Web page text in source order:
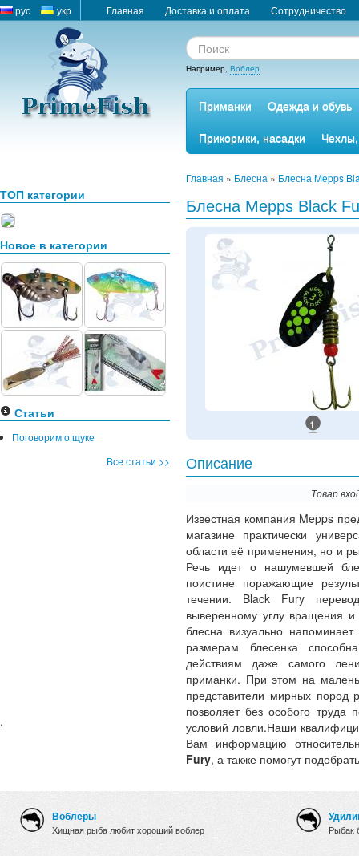
рус укр Главная Доставка и оплата Сотрудничество
Например, Воблер
Приманки
Одежда и обувь
Прикормки, насадки
ТОП категории
Новое в категории
Статьи
Поговорим о щуке
Все статьи >>
.
Главная » Блесна » Блесна Mepps
Блесна Mepps Black
1
Описание
Товар
Известная компания Mepps
магазине практически
области её применения, но и
Речь идет о нашумевшей
поистине поражающие
течении. Black Fury
выверенному углу вращения
блесна визуально
размерам блесенка
действиям даже самого
приманки. При этом на
представители мирных пород
позволяет без особого труда
условий ловли.Наши
Вам информацию
Fury, а также помогут
Воблеры
Хищная рыба любит хороший воблер Рыбак